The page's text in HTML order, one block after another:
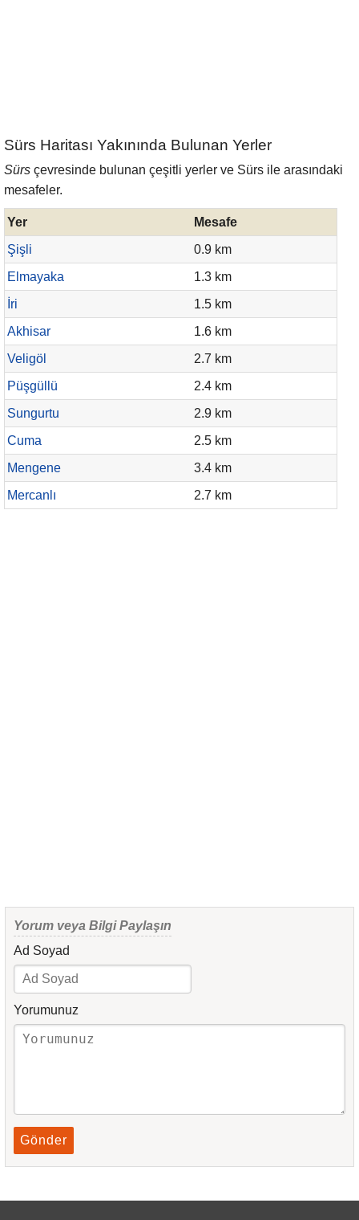
Sürs Haritası Yakınında Bulunan Yerler
Sürs çevresinde bulunan çeşitli yerler ve Sürs ile arasındaki
mesafeler.
Yer
Mesafe
Şişli
0.9 km
Elmayaka
1.3 km
İri
1.5 km
Akhisar
1.6 km
Veligöl
2.7 km
Püşgüllü
2.4 km
Sungurtu
2.9 km
Cuma
2.5 km
Mengene
3.4 km
Mercanlı
2.7 km
Yorum veya Bilgi Paylaşın
Ad Soyad
Yorumunuz
Gönder